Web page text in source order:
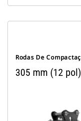
Rodas De
305 mm (12